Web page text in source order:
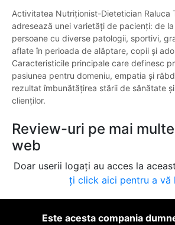
Activitatea Nutriţionist-Dietetician Raluca
adresează unei varietăți de pacienți: de
persoane cu diverse patologii, sportivi,
aflate în perioada de alăptare, copii și
Caracteristicile principale care definesc
pasiunea pentru domeniu, empatia și
rezultat îmbunătățirea stării de sănătate
clienților.
Review-uri pe mai
web
Doar userii logați au acces la
ți click aici pentru a vă
Este acesta compania